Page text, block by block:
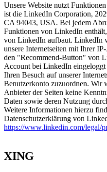
Unsere Website nutzt
ist die LinkedIn Corporation,
CA 94043, USA. Bei jedem
Funktionen von LinkedIn
von LinkedIn aufbaut. LinkedIn
unsere Internetseiten mit Ihrer
den "Recommend-Button" von
Account bei LinkedIn
Ihren Besuch auf unserer
Benutzerkonto zuzuordnen. Wir
Anbieter der Seiten keine
Daten sowie deren Nutzung
Weitere Informationen hierzu
Datenschutzerklärung von
https://www.linkedin.com/legal/
XING